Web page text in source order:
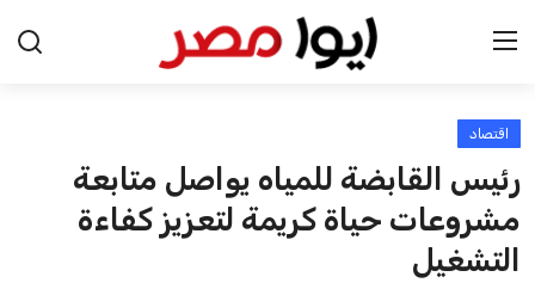
الرئيسية
اخبار مصر
عرب وعالم
اقتصاد
رئيس القابضة للمياه يواصل متابعة
مشروعات حياة كريمة لتعزيز كفاءة
التشغيل